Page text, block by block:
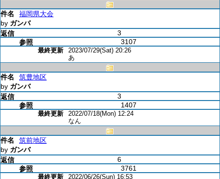
福岡県大会
by ガンバ
3
3107
2023/07/29(Sat) 20:26
あ
筑豊地区
by ガンバ
3
1407
2022/07/18(Mon) 12:24
なん
筑前地区
by ガンバ
6
3761
2022/06/26(Sun) 16:53